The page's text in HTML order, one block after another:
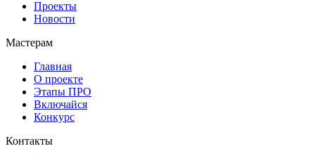
Проекты
Новости
Мастерам
Главная
О проекте
Этапы ПРО
Включайся
Конкурс
Контакты